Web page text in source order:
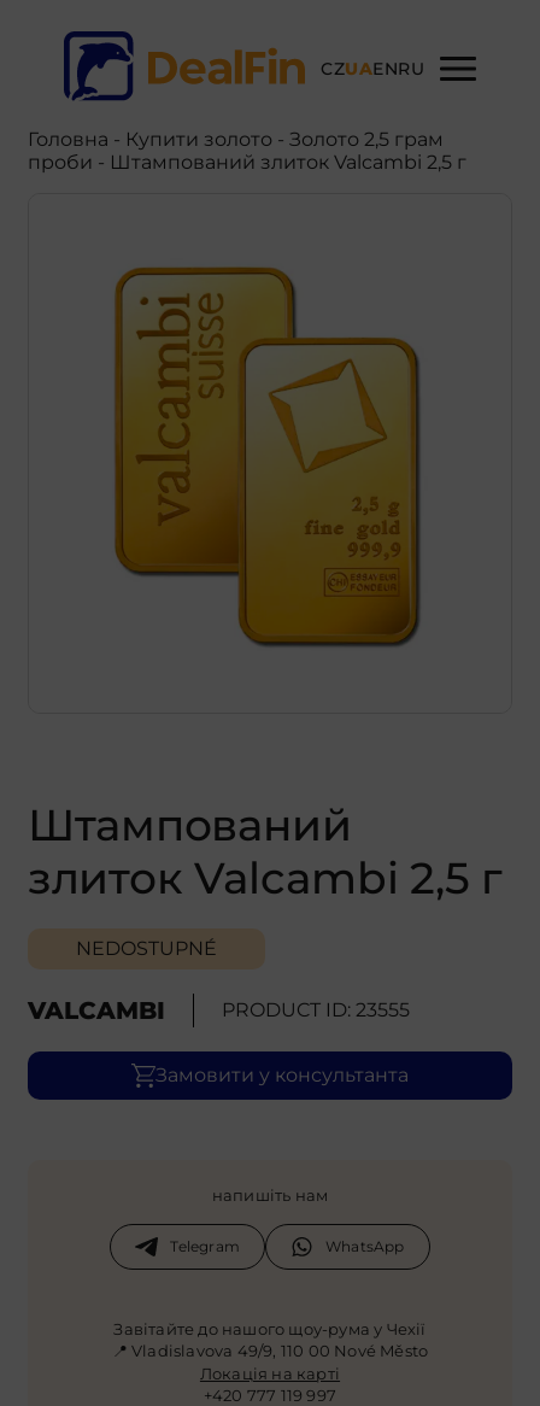
CZUAENRU
Головна - Купити золото - Золото 2,5 грам
проби - Штампований злиток Valcambi 2,5 г
Штампований
злиток Valcambi 2,5 г
NEDOSTUPNÉ
VALCAMBI PRODUCT ID: 23555
Замовити у консультанта
напишіть нам
Telegram WhatsApp
Завітайте до нашого щоу-рума у Чехії
📍 Vladislavova 49/9, 110 00 Nové Město
Локація на карті
+420 777 119 997